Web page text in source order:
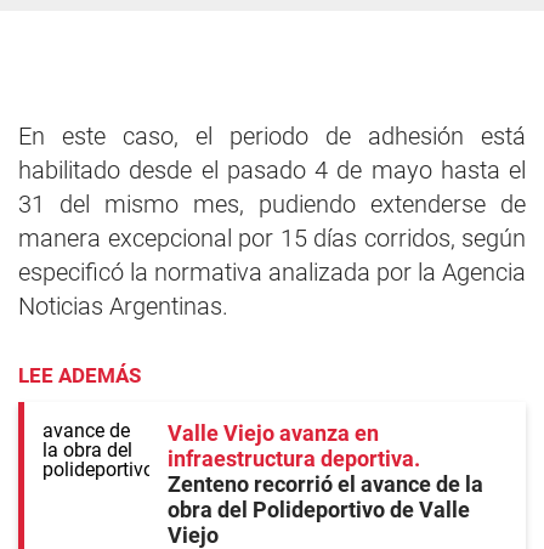
En este caso, el periodo de adhesión está
habilitado desde el pasado 4 de mayo hasta el
31 del mismo mes, pudiendo extenderse de
manera excepcional por 15 días corridos, según
especificó la normativa analizada por la Agencia
Noticias Argentinas.
LEE ADEMÁS
Valle Viejo avanza en
infraestructura deportiva
Zenteno recorrió el avance de la
obra del Polideportivo de Valle
Viejo